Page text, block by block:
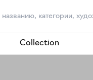
Collection